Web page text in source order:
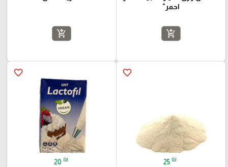
احمر"
add_shopping_cart
add_shopping_cart
favorite_border
25 ₪
favorite_border
20 ₪